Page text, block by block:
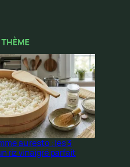
THÈME
au resto : les 3
riz vinaigré parfait